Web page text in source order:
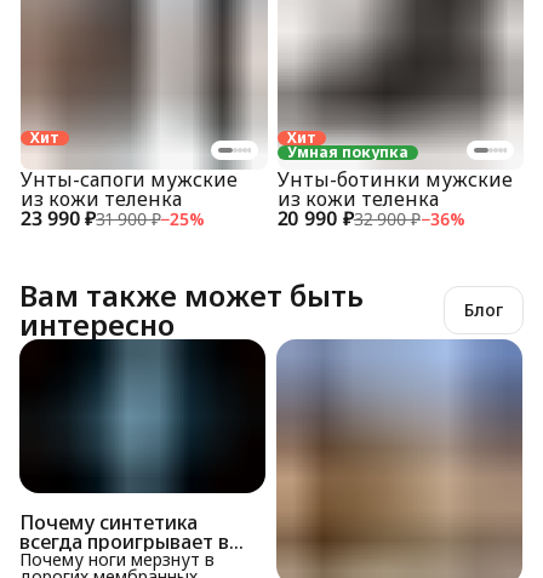
Хит
23 990 ₽31 900 ₽−25%
Унты-сапоги мужские
из кожи теленка
Хит
Умная покупка
20 990 ₽32 900 ₽−36%
Унты-ботинки мужские
из кожи теленка
Вам также может быть
интересно Блог
Почему синтетика
всегда проигрывает в
-40°C? Феномен «сухого
Почему ноги мерзнут в